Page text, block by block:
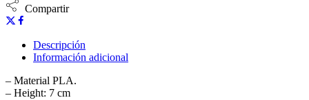
Compartir
Descripción
Información adicional
– Material PLA.
– Height: 7 cm